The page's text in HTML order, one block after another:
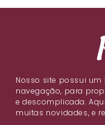
Nosso site possui um
navegação, para
e descomplicada.
muitas novidades, e